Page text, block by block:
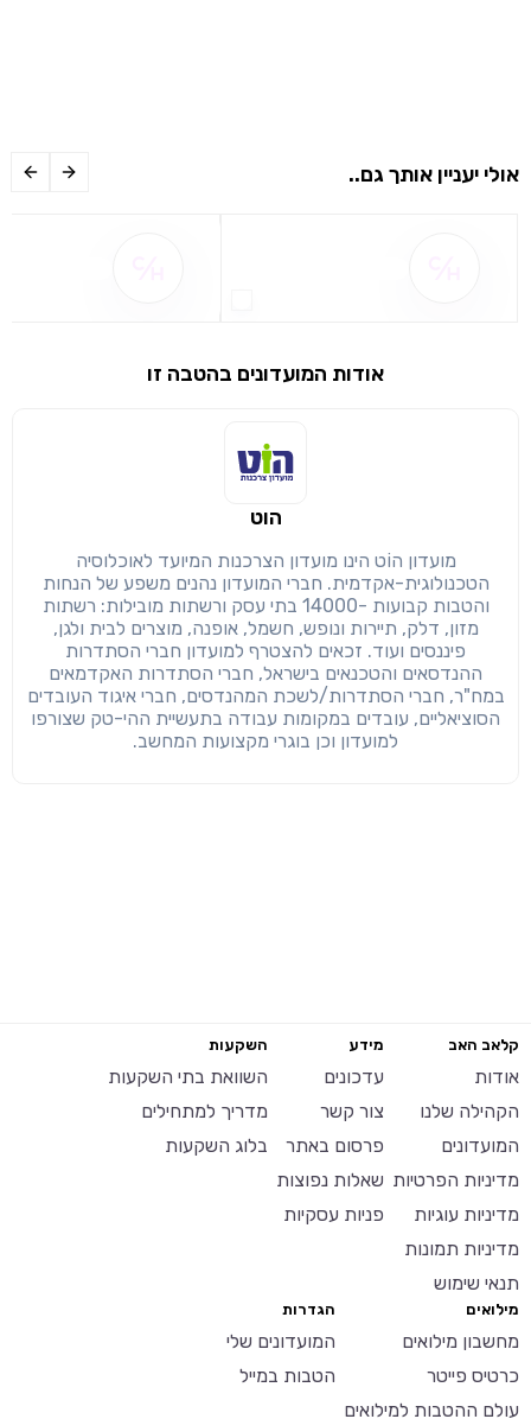
שיתוף
שימו לב!
מימוש הטבה זו ניתן רק לחברי
הבנתי, המשך לאתר
אולי יעניין אותך גם..
אודות המועדונים בהטבה זו
הוט
מועדון הוֹט הינו מועדון הצרכנות המיועד לאוכלוסיה
הטכנולוגית-אקדמית. חברי המועדון נהנים משפע של הנחות
והטבות קבועות -14000 בתי עסק ורשתות מובילות: רשתות
מזון, דלק, תיירות ונופש, חשמל, אופנה, מוצרים לבית ולגן,
פיננסים ועוד. זכאים להצטרף למועדון חברי הסתדרות
ההנדסאים והטכנאים בישראל, חברי הסתדרות האקדמאים
במח"ר, חברי הסתדרות/לשכת המהנדסים, חברי איגוד העובדים
הסוציאליים, עובדים במקומות עבודה בתעשיית ההי-טק שצורפו
למועדון וכן בוגרי מקצועות המחשב.
קלאב האב
אודות
הקהילה שלנו
המועדונים
מדיניות הפרטיות
מדיניות עוגיות
מדיניות תמונות
תנאי שימוש
מידע
עדכונים
צור קשר
פרסום באתר
שאלות נפוצות
פניות עסקיות
השקעות
השוואת בתי השקעות
מדריך למתחילים
בלוג השקעות
מילואים
מחשבון מילואים
כרטיס פייטר
עולם ההטבות למילואים
הגדרות
המועדונים שלי
הטבות במייל